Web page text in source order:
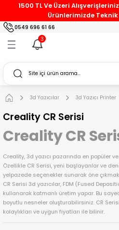
1500 TL Ve Üzeri
Ürünlerimizde
0549 696 61 66
Geri Dön
Geri Dön
Geri Dön
Geri Dön
Parça
Geri Dön
Geri Dön
Parça
Parça
Parça
Geri Dön
3
3d Yazıcılar 3d Yazıcı Printer
Creality CR Serisi
Creality CR
Creality, 3d yazıcı pazarında en popüler
Özellikle CR Serisi, yeni başlayanlar ve
yelpazede seçenekler sunarak öne
CR Serisi 3d yazıcılar, FDM (Fused
kullanarak katmanlı üretim yapar. Bu
boyutlu nesneler oluşturabilirsiniz. CR
kolaylıkları ve uygun fiyatları ile bilinir.